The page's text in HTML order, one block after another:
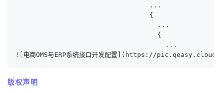
                                  ...
                                  {
                                    ...
                                    {
                                      ...
![电商OMS与ERP系统接口开发配置](https://
版权声明